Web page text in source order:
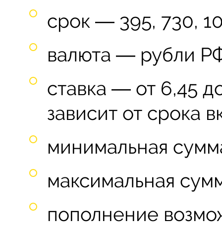
срок ― 395, 730,
валюта ― рубли
ставка ― от 6,45
зависит от срока
минимальная
максимальная
пополнение